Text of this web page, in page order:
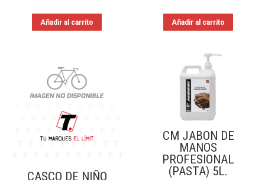
Añadir al carrito Añadir al carrito
CASCO DE NIÑO
CM JABON DE
MANOS
PROFESIONAL
(PASTA) 5L.